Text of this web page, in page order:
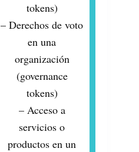
tokens)
– Derechos de voto
en una
organización
(governance
tokens)
– Acceso a
servicios o
productos en un